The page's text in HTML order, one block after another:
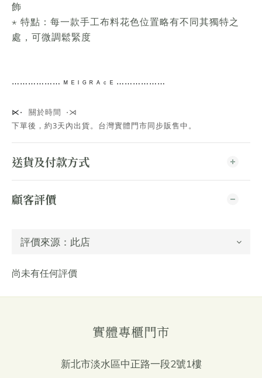
飾
⋆ 特點：每一款手工布料花色位置略有不同其獨特之
處，可微調鬆緊度
⋯⋯ ⋯⋯⋯⋯ ᴹ ᴱ ᴵ ᴳ ᴿ ᴬ ᶜ ᴱ ⋯⋯⋯⋯ ⋯⋯
⋉⋅ 關於時間 ⋅⋊
下單後，約3天內出貨。台灣實體門市同步販售中。
送貨及付款方式
顧客評價
尚未有任何評價
實體專櫃門市
新北市淡水區中正路一段2號1樓